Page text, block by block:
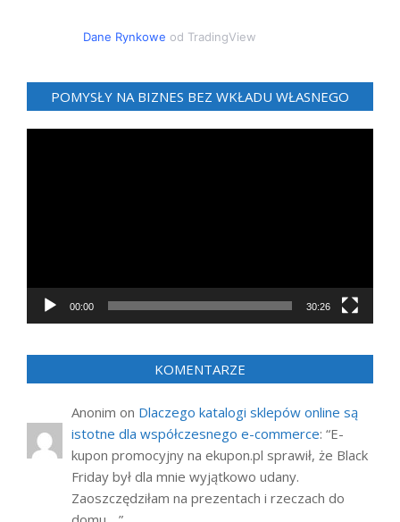
Dane Rynkowe od TradingView
POMYSŁY NA BIZNES BEZ WKŁADU WŁASNEGO
00:00 30:26
KOMENTARZE
Anonim on Dlaczego katalogi sklepów online są
istotne dla współczesnego e-commerce: “E-
kupon promocyjny na ekupon.pl sprawił, że Black
Friday był dla mnie wyjątkowo udany.
Zaoszczędziłam na prezentach i rzeczach do